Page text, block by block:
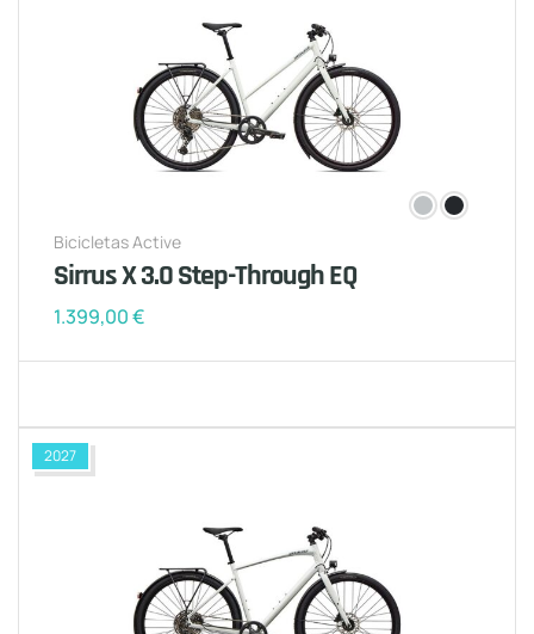
Bicicletas Active
Sirrus X 3.0 Step-Through EQ
1.399,00€
2027